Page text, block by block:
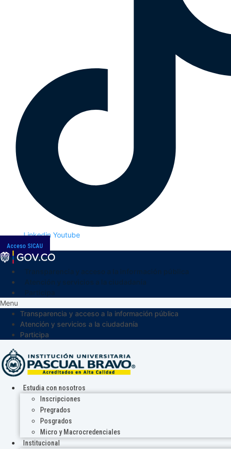
Linkedin Youtube
Acceso SICAU
Menu
Transparencia y acceso a la información pública
Atención y servicios a la ciudadanía
Participa
Estudia con nosotros
Inscripciones
Pregrados
Posgrados
Micro y Macrocredenciales
Institucional